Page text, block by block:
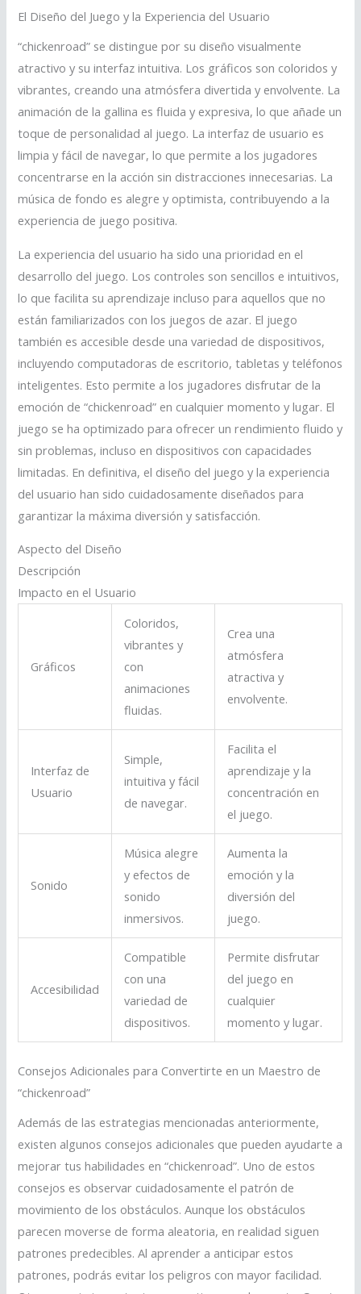
El Diseño del Juego y la Experiencia del Usuario
“chickenroad” se distingue por su diseño visualmente
atractivo y su interfaz intuitiva. Los gráficos son coloridos y
vibrantes, creando una atmósfera divertida y envolvente. La
animación de la gallina es fluida y expresiva, lo que añade un
toque de personalidad al juego. La interfaz de usuario es
limpia y fácil de navegar, lo que permite a los jugadores
concentrarse en la acción sin distracciones innecesarias. La
música de fondo es alegre y optimista, contribuyendo a la
experiencia de juego positiva.
La experiencia del usuario ha sido una prioridad en el
desarrollo del juego. Los controles son sencillos e intuitivos,
lo que facilita su aprendizaje incluso para aquellos que no
están familiarizados con los juegos de azar. El juego
también es accesible desde una variedad de dispositivos,
incluyendo computadoras de escritorio, tabletas y teléfonos
inteligentes. Esto permite a los jugadores disfrutar de la
emoción de “chickenroad” en cualquier momento y lugar. El
juego se ha optimizado para ofrecer un rendimiento fluido y
sin problemas, incluso en dispositivos con capacidades
limitadas. En definitiva, el diseño del juego y la experiencia
del usuario han sido cuidadosamente diseñados para
garantizar la máxima diversión y satisfacción.
Aspecto del Diseño
Descripción
Impacto en el Usuario
Gráficos
Coloridos,
vibrantes y
con
animaciones
fluidas.
Crea una
atmósfera
atractiva y
envolvente.
Interfaz de
Usuario
Simple,
intuitiva y fácil
de navegar.
Facilita el
aprendizaje y la
concentración en
el juego.
Sonido
Música alegre
y efectos de
sonido
inmersivos.
Aumenta la
emoción y la
diversión del
juego.
Accesibilidad
Compatible
con una
variedad de
dispositivos.
Permite disfrutar
del juego en
cualquier
momento y lugar.
Consejos Adicionales para Convertirte en un Maestro de
“chickenroad”
Además de las estrategias mencionadas anteriormente,
existen algunos consejos adicionales que pueden ayudarte a
mejorar tus habilidades en “chickenroad”. Uno de estos
consejos es observar cuidadosamente el patrón de
movimiento de los obstáculos. Aunque los obstáculos
parecen moverse de forma aleatoria, en realidad siguen
patrones predecibles. Al aprender a anticipar estos
patrones, podrás evitar los peligros con mayor facilidad.